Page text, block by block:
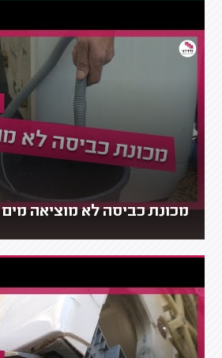
מכונת כביסה לא מוציאה מים